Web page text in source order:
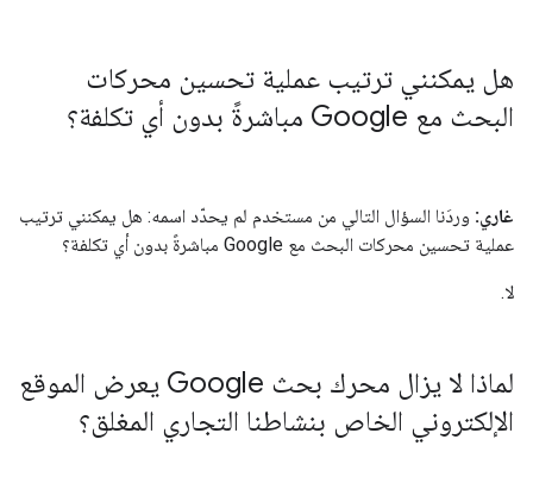
هل يمكنني ترتيب عملية تحسين محركات
البحث مع Google مباشرةً بدون أي تكلفة؟
غاري: وردَنا السؤال التالي من مستخدم لم يحدّد اسمه: هل يمكنني ترتيب
عملية تحسين محركات البحث مع Google مباشرةً بدون أي تكلفة؟
لا.
لماذا لا يزال محرك بحث Google يعرض الموقع
الإلكتروني الخاص بنشاطنا التجاري المغلق؟